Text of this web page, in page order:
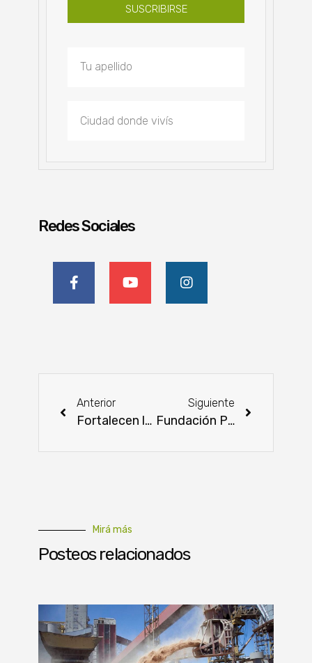
SUSCRIBIRSE
Redes Sociales
Anterior
Fortalecen la producción de maíz y tomate con asistencia técnica en comunidades rurales
Siguiente
Fundación Paraguaya impulsa el emprendimiento femenino con foros comunitarios en todo el país
Mirá más
Posteos relacionados